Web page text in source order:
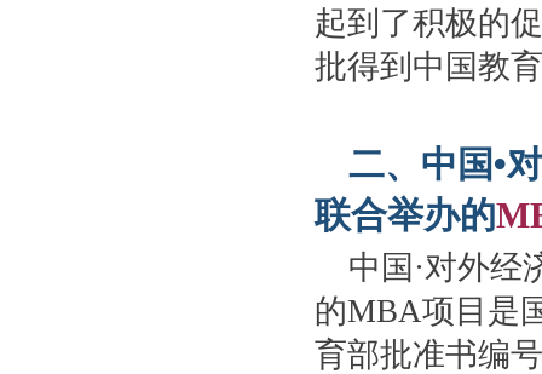
起到了积极的
批得到中国教
二、中国•
联合举办的
中国·对外经
的MBA项目是
育部批准书编